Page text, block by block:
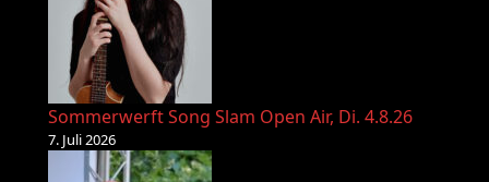
Sommerwerft Song Slam Open Air, Di. 4.8.26
7. Juli 2026